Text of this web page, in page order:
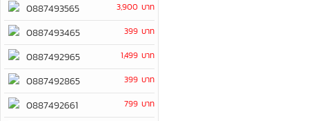
0887493565 3,900 บาท
0887493465 399 บาท
0887492965 1,499 บาท
0887492865 399 บาท
0887492661 799 บาท